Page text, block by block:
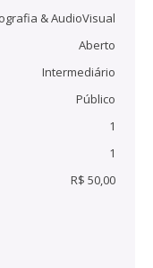
& AudioVisual
Aberto
Intermediário
Público
1
1
R$ 50,00